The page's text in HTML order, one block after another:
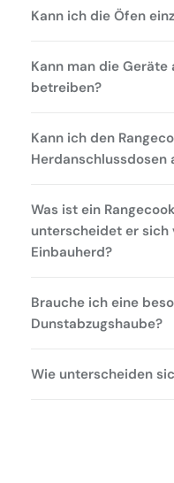
Kann ich die Öfen
Kann man die
betreiben?
Kann ich den
Herdanschlussdosen
Was ist ein
unterscheidet er sich
Einbauherd?
Brauche ich eine
Dunstabzugshaube?
Wie unterscheiden